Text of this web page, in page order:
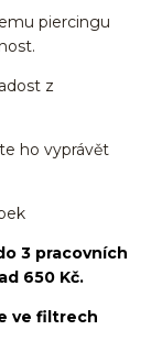
piercingu
z
ho vyprávět
3 pracovních
650 Kč.
ve filtrech